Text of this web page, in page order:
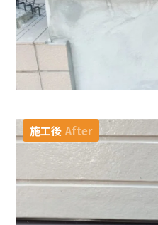
施工後 After